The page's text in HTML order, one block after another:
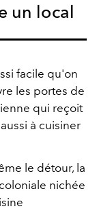
un local
facile qu'on
les portes de
qui reçoit
à cuisiner
le détour, la
nichée